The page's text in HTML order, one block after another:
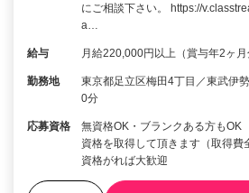
にご相談下さい。 https://
a…
給与 月給220,000円以上（賞与年2ヶ月
勤務地
東京都足立区梅田4丁目／東武伊
0分
応募資格
無資格OK・ブランクある方も
資格を取得して頂きます（取得
資格がれば大歓迎